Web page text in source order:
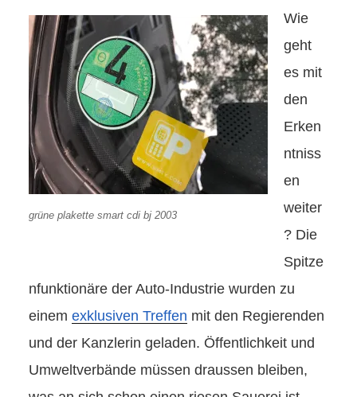
grüne plakette smart cdi bj 2003
Wie
geht
es mit
den
Erken
ntniss
en
weiter
? Die
Spitze
nfunktionäre der Auto-Industrie wurden zu
einem exklusiven Treffen mit den Regierenden
und der Kanzlerin geladen. Öffentlichkeit und
Umweltverbände müssen draussen bleiben,